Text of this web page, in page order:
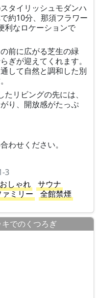
タイリッシュモダンハ
約10分、那須フラワー
利なロケーションで
前に広がる芝生の緑
ぎが迎えてくれます。
して自然と調和した別
リビングの先には、
り、開放感がたっぷ
わせください。
3
おしゃれ
サウナ
ミリー
全館禁煙
でのくつろぎ